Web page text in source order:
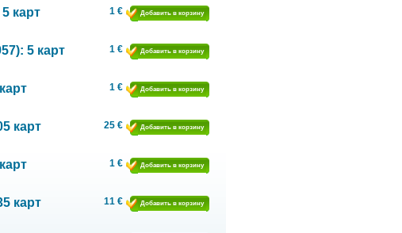
карт 1 € Добавить в корзину
5 карт 1 € Добавить в корзину
1 € Добавить в корзину
карт 25 € Добавить в корзину
1 € Добавить в корзину
карт 11 € Добавить в корзину